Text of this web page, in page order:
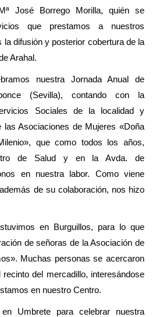
José Borrego Morilla, quién se
que prestamos a nuestros
la difusión y posterior cobertura de la
Arahal.
nuestra Jornada Anual de
(Sevilla), contando con la
Sociales de la localidad y
Asociaciones de Mujeres «Doña
que como todos los años,
de Salud y en la Avda. de
en nuestra labor. Como viene
de su colaboración, nos hizo
en Burguillos, para lo que
de señoras de la Asociación de
Muchas personas se acercaron
del mercadillo, interesándose
en nuestro Centro.
Umbrete para celebrar nuestra